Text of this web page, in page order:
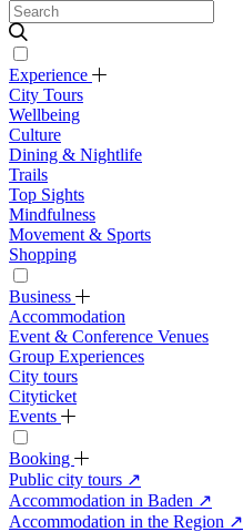
Experience
City Tours
Wellbeing
Culture
Dining & Nightlife
Trails
Top Sights
Mindfulness
Movement & Sports
Shopping
Business
Accommodation
Event & Conference Venues
Group Experiences
City tours
Cityticket
Events
Booking
Public city tours ↗
Accommodation in Baden ↗
Accommodation in the Region ↗